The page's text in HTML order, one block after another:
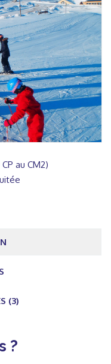
au CM2)
(3)
?